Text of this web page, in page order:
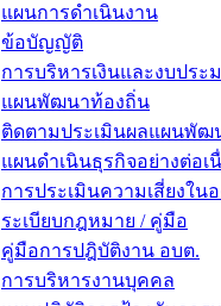
แผนการดำเนินงาน
ข้อบัญญัติ
การบริหารเงินและงบประ
แผนพัฒนาท้องถิ่น
ติดตามประเมินผลแผนพัฒ
แผนดำเนินธุรกิจอย่างต่อเ
การประเมินความเสี่ยงใน
ระเบียบกฎหมาย / คู่มือ
คู่มือการปฎิบัติงาน อบต.
การบริหารงานบุคคล